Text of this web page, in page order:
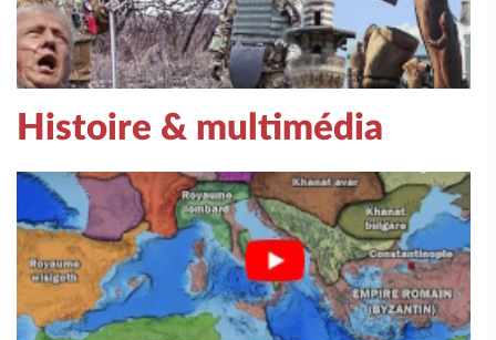
Histoire & multimédia